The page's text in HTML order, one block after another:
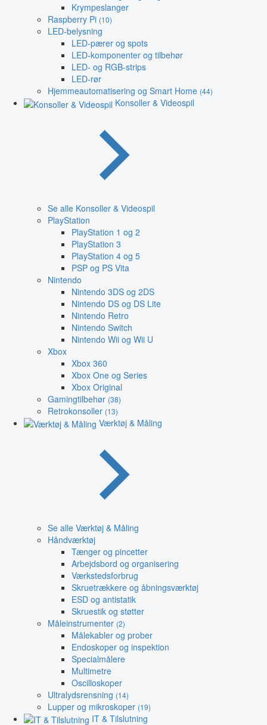
Krympeslanger
Raspberry Pi (10)
LED-belysning
LED-pærer og spots
LED-komponenter og tilbehør
LED- og RGB-strips
LED-rør
Hjemmeautomatisering og Smart Home (44)
Konsoller & Videospil
Se alle Konsoller & Videospil
PlayStation
PlayStation 1 og 2
PlayStation 3
PlayStation 4 og 5
PSP og PS Vita
Nintendo
Nintendo 3DS og 2DS
Nintendo DS og DS Lite
Nintendo Retro
Nintendo Switch
Nintendo Wii og Wii U
Xbox
Xbox 360
Xbox One og Series
Xbox Original
Gamingtilbehør (38)
Retrokonsoller (13)
Værktøj & Måling
Se alle Værktøj & Måling
Håndværktøj
Tænger og pincetter
Arbejdsbord og organisering
Værkstedsforbrug
Skruetrækkere og åbningsværktøj
ESD og antistatik
Skruestik og støtter
Måleinstrumenter (2)
Målekabler og prober
Endoskoper og inspektion
Specialmålere
Multimetre
Oscilloskoper
Ultralydsrensning (14)
Lupper og mikroskoper (19)
IT & Tilslutning